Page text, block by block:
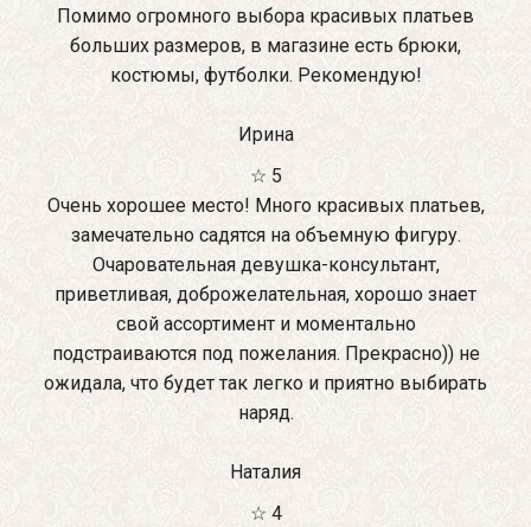
Помимо огромного выбора красивых платьев
больших размеров, в магазине есть брюки,
костюмы, футболки. Рекомендую!
Ирина
☆ 5
Очень хорошее место! Много красивых платьев,
замечательно садятся на объемную фигуру.
Очаровательная девушка-консультант,
приветливая, доброжелательная, хорошо знает
свой ассортимент и моментально
подстраиваются под пожелания. Прекрасно)) не
ожидала, что будет так легко и приятно выбирать
наряд.
Наталия
☆ 4